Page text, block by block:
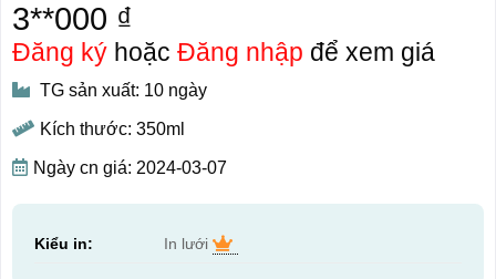
3**000 ₫
Đăng kýhoặc Đăng nhập để xem giá
TG sản xuất: 10 ngày
Kích thước: 350ml
Ngày cn giá: 2024-03-07
Kiểu in: In lưới